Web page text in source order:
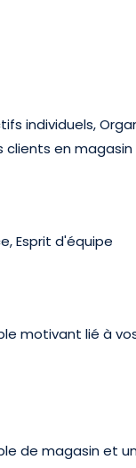
individuels,
clients en magasin
Esprit d'équipe
motivant lié à
de magasin et